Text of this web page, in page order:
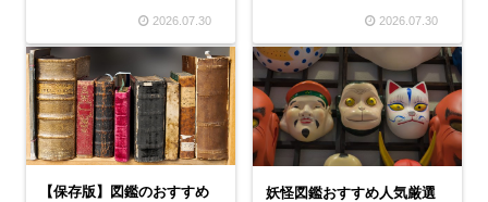
2026.07.30 2026.07.30
【保存版】図鑑のおすすめ
妖怪図鑑おすすめ人気厳選